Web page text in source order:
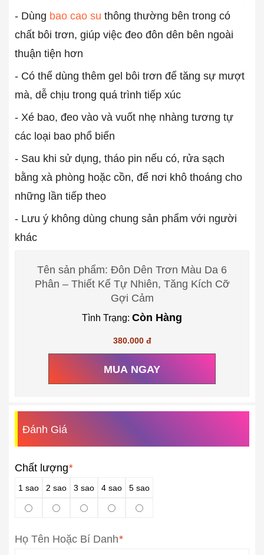
- Dùng bao cao su thông thường bên trong có
chất bôi trơn, giúp việc đeo đôn dên bên ngoài
thuận tiện hơn
- Có thể dùng thêm gel bôi trơn để tăng sự mượt
mà, dễ chịu trong quá trình tiếp xúc
- Xé bao, đeo vào và vuốt nhẹ nhàng tương tự
các loại bao phổ biến
- Sau khi sử dụng, tháo pin nếu có, rửa sạch
bằng xà phòng hoặc cồn, để nơi khô thoáng cho
những lần tiếp theo
- Lưu ý không dùng chung sản phẩm với người
khác
Tên sản phẩm: Đôn Dên Trơn Màu Da 6
Phân – Thiết Kế Tự Nhiên, Tăng Kích Cỡ
Gợi Cảm
Tình Trạng: Còn Hàng
380.000 đ
MUA NGAY
Đánh Giá
Chất lượng*
1 sao 2 sao 3 sao 4 sao 5 sao
*
Họ Tên Hoặc Bí Danh